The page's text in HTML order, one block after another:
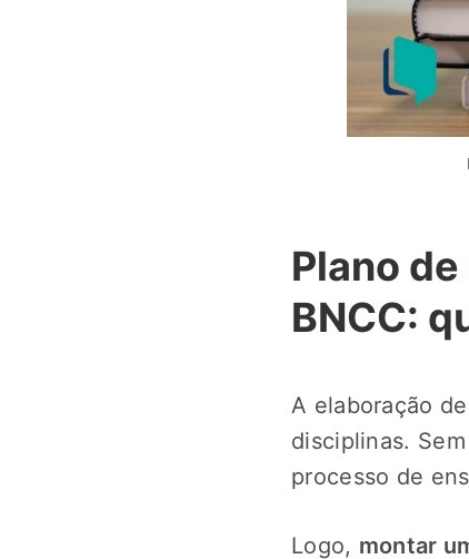
Plano
BNCC:
A elaboração de
disciplinas.
processo de
Logo, montar